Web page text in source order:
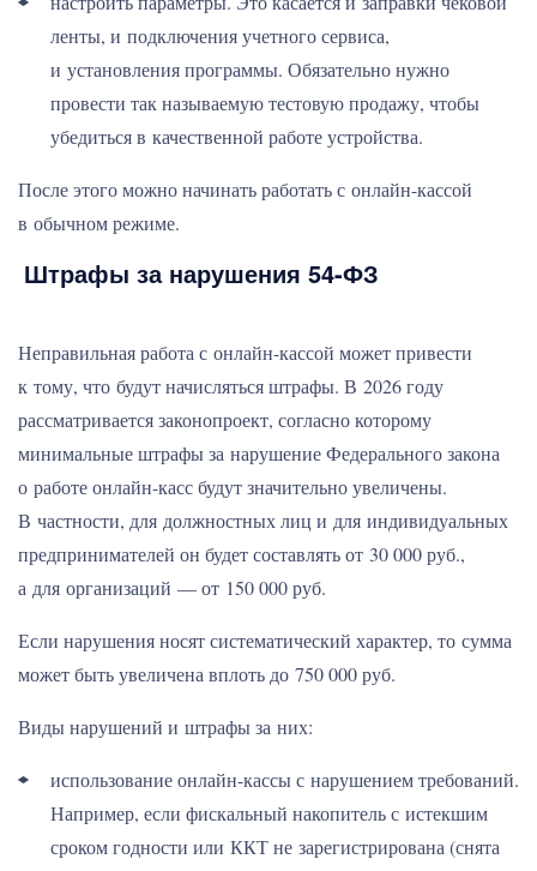
ленты, и подключения учетного сервиса,
и установления программы. Обязательно нужно
провести так называемую тестовую продажу, чтобы
убедиться в качественной работе устройства.
После этого можно начинать работать с онлайн-кассой
в обычном режиме.
Штрафы за нарушения 54-ФЗ
Неправильная работа с онлайн-кассой может привести
к тому, что будут начисляться штрафы. В 2026 году
рассматривается законопроект, согласно которому
минимальные штрафы за нарушение Федерального закона
о работе онлайн-касс будут значительно увеличены.
В частности, для должностных лиц и для индивидуальных
предпринимателей он будет составлять от 30 000 руб.,
а для организаций — от 150 000 руб.
Если нарушения носят систематический характер, то сумма
может быть увеличена вплоть до 750 000 руб.
Виды нарушений и штрафы за них:
использование онлайн-кассы с нарушением требований.
Например, если фискальный накопитель с истекшим
сроком годности или ККТ не зарегистрирована (снята